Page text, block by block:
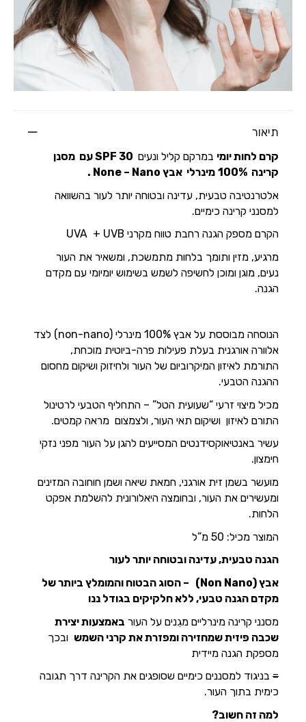
תיאור
קרם לחות יומי במרקם קליל ונעים
עם מסנן
קרינה 100%
מינרלי אבץ None – Nano .
אלטרנטיבה טבעית, עדינה ובטוחה יותר לעור בהשוואה
למסנני קרינה כימיים.
הקרם מספק הגנה רחבת טווח מקרני UVA + UVB
מרגיע, מזין ותומך בלחות מתמשכת, ומשאיר את העור
נעים, מוגן ומוכן לחשיפה לשמש בשימוש יומיומי עם מקדם
הגנה.
הנוסחה מבוססת על אבץ 100% מינרלי (non-nano) לצד
אלוורה אורגנית בעלת פעילות פרה-ביוטית מוכחת,
התורמת לאיזון המיקרוביום של העור ולחיזוק ושיקום מחסום
ההגנה הטבעי.
מכיל מיצוי זרעי “שעועית הטל” – התחליף הטבעי לרטינול
התורם לאיזון ושיקום תאי העור, ולצמצום מראה קמטים.
עשיר באנטיאוקסידנטים המסייעים להגן על העור מפני נזקי
חימצון.
מועשר בשמן זית אורגני, חמאת שיאה ושמן חוחובה המזינים
ומעשירים את העור, ובחומצה היאלורונית להשלמת אפקט
הלחות.
המוצר מכיל: 50 מ”ל
הגנה טבעית, עדינה ובטוחה יותר לעור
אבץ (Non Nano)
– הסוג הבטוח והמומלץ ביותר של
מקדם הגנה טבעי, ללא חלקיקים בגודל ננו
מסנני קרינה מינרליים מגִנים על העור באמצעות יצירת
שכבה פיזית שמחזירה ומפזרת את קרני השמש ובכך
מספקת הגנה מיידית
=בניגוד למסננים כימיים שסופגים את הקרינה דרך תגובה
כימית בתוך העור.
למה זה חשוב?